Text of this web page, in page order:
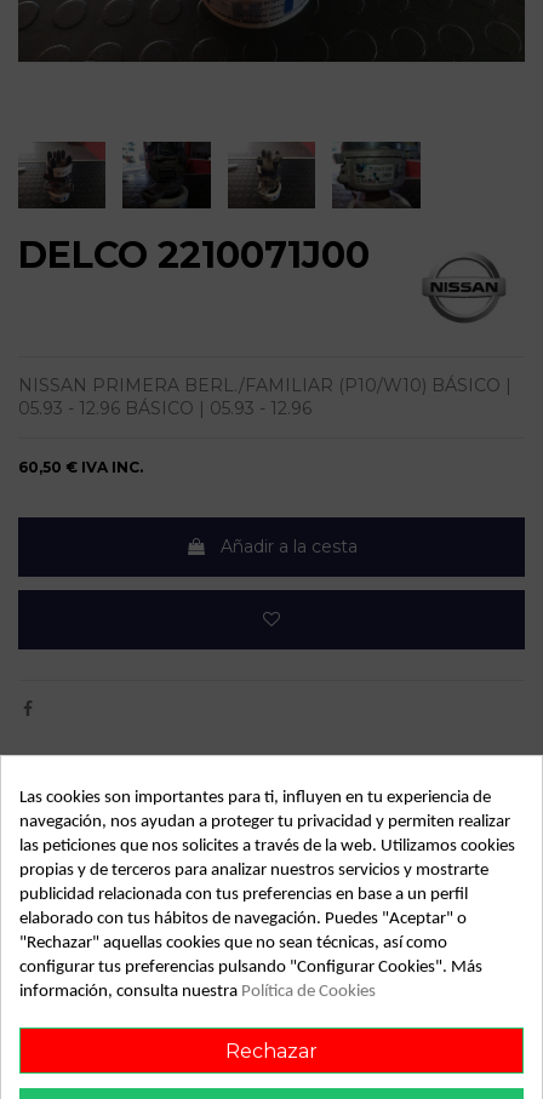
DELCO 2210071J00
NISSAN PRIMERA BERL./FAMILIAR (P10/W10) BÁSICO |
05.93 - 12.96 BÁSICO | 05.93 - 12.96
60,50 € IVA INC.
Añadir a la cesta
OEM:
2210071J00
Año fabricación
1993
Código motor
GA16DE
Bastidor
SJNBAAP10U0297936
Color
Blanco
Versión
Básico | 05.93 - 12.96
Las cookies son importantes para ti, influyen en tu experiencia de
navegación, nos ayudan a proteger tu privacidad y permiten realizar
las peticiones que nos solicites a través de la web. Utilizamos cookies
propias y de terceros para analizar nuestros servicios y mostrarte
publicidad relacionada con tus preferencias en base a un perfil
elaborado con tus hábitos de navegación. Puedes "Aceptar" o
"Rechazar" aquellas cookies que no sean técnicas, así como
configurar tus preferencias pulsando "Configurar Cookies". Más
información, consulta nuestra Política de Cookies
Rechazar